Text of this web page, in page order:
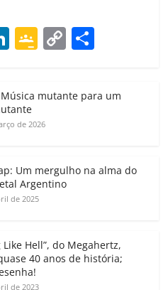
Li
k
e
dI
G
gl
e
a
ss
o
m
C
y
k
p
h
Música mutante para um
de 2026
Um mergulho na alma do
Argentino
de 2025
Like Hell”, do Megahertz,
40 anos de história;
de 2023